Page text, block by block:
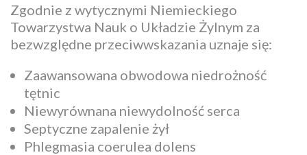
Zgodnie z wytycznymi Niemieckiego
Towarzystwa Nauk o Układzie Żylnym za
bezwzględne przeciwwskazania uznaje się:
Zaawansowana obwodowa niedrożność
tętnic
Niewyrównana niewydolność serca
Septyczne zapalenie żył
Phlegmasia coerulea dolens